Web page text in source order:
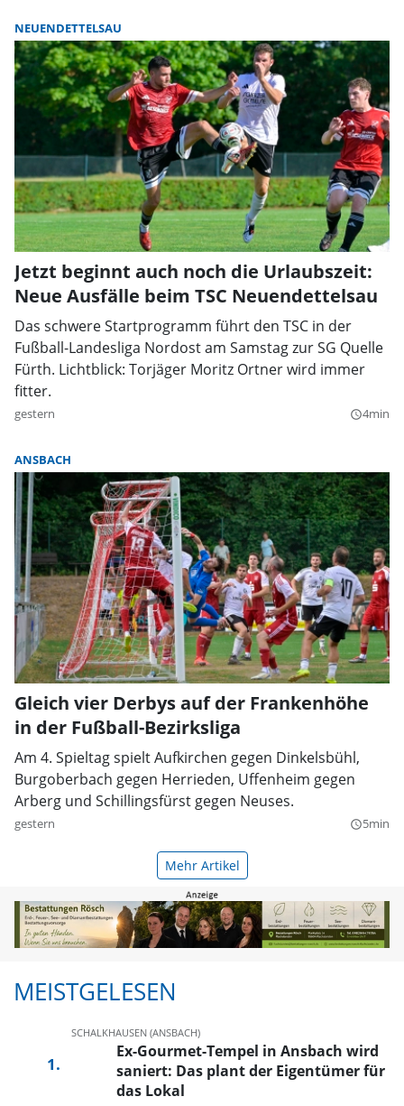
NEUENDETTELSAU
Jetzt beginnt auch noch die Urlaubszeit:
Neue Ausfälle beim TSC Neuendettelsau
Das schwere Startprogramm führt den TSC in der
Fußball-Landesliga Nordost am Samstag zur SG Quelle
Fürth. Lichtblick: Torjäger Moritz Ortner wird immer
fitter.
gestern query_builder4min
ANSBACH
Gleich vier Derbys auf der Frankenhöhe
in der Fußball-Bezirksliga
Am 4. Spieltag spielt Aufkirchen gegen Dinkelsbühl,
Burgoberbach gegen Herrieden, Uffenheim gegen
Arberg und Schillingsfürst gegen Neuses.
gestern query_builder5min
Mehr Artikel
MEISTGELESEN
SCHALKHAUSEN (ANSBACH)
Ex-Gourmet-Tempel in Ansbach wird
saniert: Das plant der Eigentümer für
das Lokal